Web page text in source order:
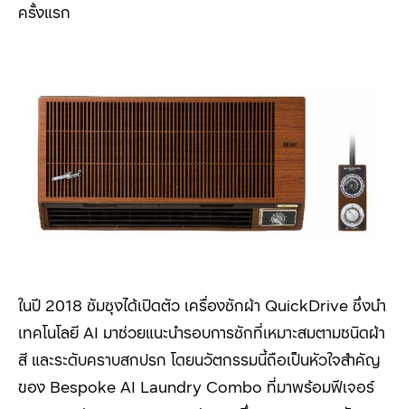
ครั้งแรก
ในปี 2018 ซัมซุงได้เปิดตัว เครื่องซักผ้า QuickDrive ซึ่งนำ
เทคโนโลยี AI มาช่วยแนะนำรอบการซักที่เหมาะสมตามชนิดผ้า
สี และระดับคราบสกปรก โดยนวัตกรรมนี้ถือเป็นหัวใจสำคัญ
ของ Bespoke AI Laundry Combo ที่มาพร้อมฟีเจอร์